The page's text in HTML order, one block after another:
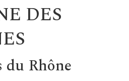
DES
du Rhône